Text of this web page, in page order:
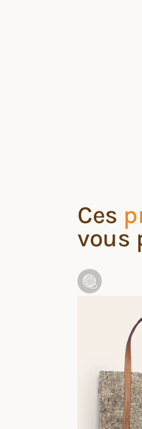
Ces
vous